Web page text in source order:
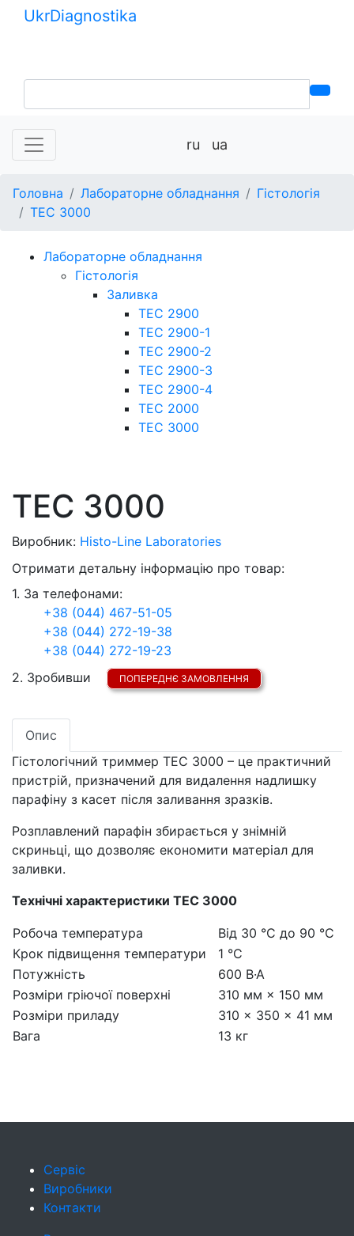
UkrDiagnostika
ru ua
Головна Лабораторне обладнання
Гістологія
ТЕС 3000
Лабораторне обладнання
Гістологія
Заливка
TEC 2900
TEC 2900-1
TEC 2900-2
TEC 2900-3
TEC 2900-4
ТЕС 2000
ТЕС 3000
ТЕС 3000
Виробник: Histo-Line Laboratories
Отримати детальну інформацію про товар:
1. За телефонами:
+38 (044) 467-51-05
+38 (044) 272-19-38
+38 (044) 272-19-23
2. Зробивши
ПОПЕРЕДНЄ ЗАМОВЛЕННЯ
Опис
Гістологічний триммер ТЕС 3000 – це практичний
пристрій, призначений для видалення надлишку
парафіну з касет після заливання зразків.
Розплавлений парафін збирається у знімній
скриньці, що дозволяє економити матеріал для
заливки.
Технічні характеристики ТЕС 3000
Робоча температура
Від 30 °С до 90 °С
Крок підвищення температури
1 °С
Потужність
600 В·А
Розміри гріючої поверхні
310 мм × 150 мм
Розміри приладу
310 × 350 × 41 мм
Вага
13 кг
Сервіс
Виробники
Контакти